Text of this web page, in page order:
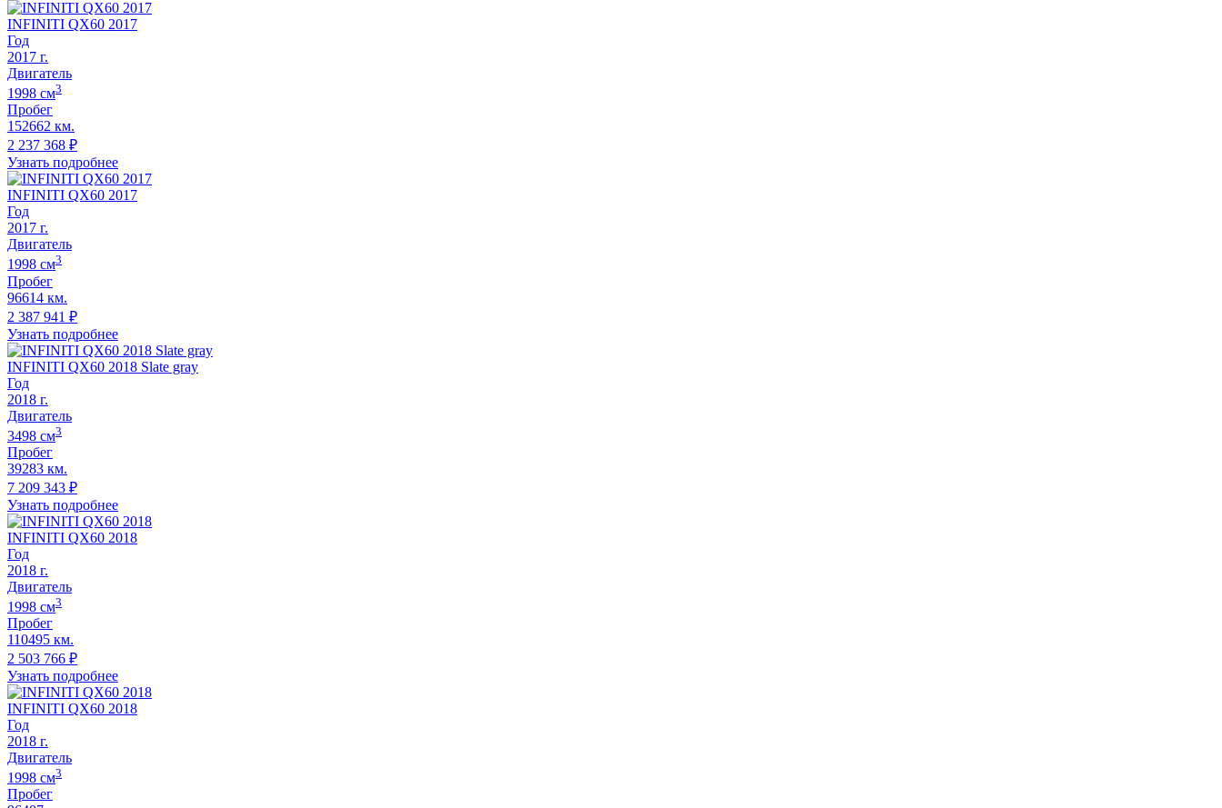
INFINITI QX60 2017
Год
2017 г.
Двигатель
1998 cм3
Пробег
152662 км.
2 237 368 ₽
Узнать подробнее
INFINITI QX60 2017
Год
2017 г.
Двигатель
1998 cм3
Пробег
96614 км.
2 387 941 ₽
Узнать подробнее
INFINITI QX60 2018 Slate gray
Год
2018 г.
Двигатель
3498 cм3
Пробег
39283 км.
7 209 343 ₽
Узнать подробнее
INFINITI QX60 2018
Год
2018 г.
Двигатель
1998 cм3
Пробег
110495 км.
2 503 766 ₽
Узнать подробнее
INFINITI QX60 2018
Год
2018 г.
Двигатель
1998 cм3
Пробег